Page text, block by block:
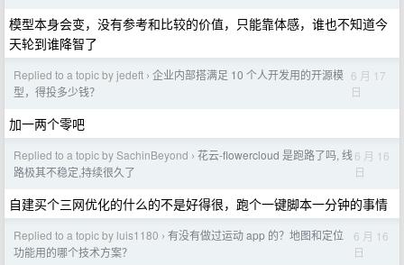
模型本身会变，没有参考和比较的价值，只能靠体感，谁也不知道今
天轮到谁降智了
Replied to a topic by jedeft › 企业内部搭满足 10 个人开发用的开源模
型，得投多少钱？
6 月 17
日
加一两个零吧
Replied to a topic by SachinBeyond › 花云-flowercloud 是跑路了吗, 线
路极其不稳定,持续很久了
6 月 16
日
自建买个三网优化的什么的不是好得很，跑个一键脚本一分钟的事情
Replied to a topic by luis1180 › 有没有做过运动 app 的？地图和定位
功能用的哪个技术方案？
6 月 16
日